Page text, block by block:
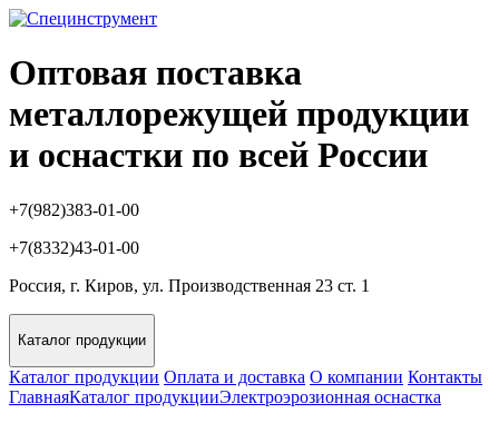
Оптовая поставка
металлорежущей продукции
и оснастки по всей России
+7(982)383-01-00
+7(8332)43-01-00
Россия, г. Киров, ул. Производственная 23 ст. 1
Каталог продукции
Каталог продукции Оплата и доставка О компании Контакты
ГлавнаяКаталог продукцииЭлектроэрозионная оснастка